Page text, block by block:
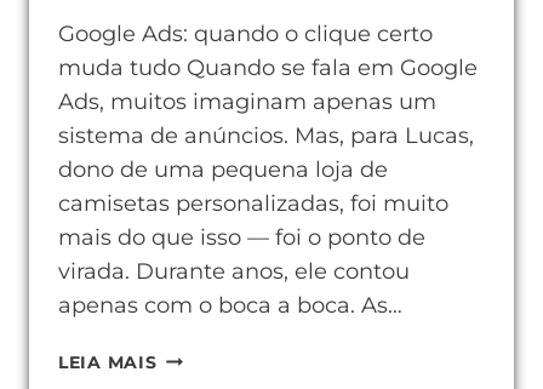
Google Ads: quando o clique certo
muda tudo Quando se fala em Google
Ads, muitos imaginam apenas um
sistema de anúncios. Mas, para Lucas,
dono de uma pequena loja de
camisetas personalizadas, foi muito
mais do que isso — foi o ponto de
virada. Durante anos, ele contou
apenas com o boca a boca. As…
LEIA MAISGOOGLE